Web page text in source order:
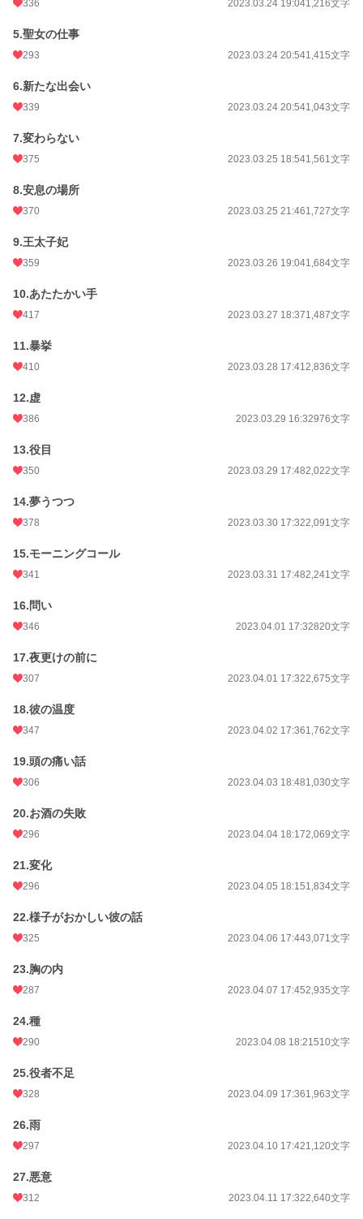
月間ポイント 3,352 pt (11,316 位)
年間ポイント
累計ポイント 3,028,113 pt (1,607 位)
336 2023.03.24 19:041,216文字
5.聖女の仕事
293 2023.03.24 20:541,415文字
6.新たな出会い
339 2023.03.24 20:541,043文字
7.変わらない
375 2023.03.25 18:541,561文字
8.安息の場所
370 2023.03.25 21:461,727文字
9.王太子妃
359 2023.03.26 19:041,684文字
10.あたたかい手
417 2023.03.27 18:371,487文字
11.暴挙
410 2023.03.28 17:412,836文字
12.虚
386 2023.03.29 16:32976文字
13.役目
350 2023.03.29 17:482,022文字
14.夢うつつ
378 2023.03.30 17:322,091文字
15.モーニングコール
341 2023.03.31 17:482,241文字
16.問い
346 2023.04.01 17:32820文字
17.夜更けの前に
307 2023.04.01 17:322,675文字
18.彼の温度
347 2023.04.02 17:361,762文字
19.頭の痛い話
306 2023.04.03 18:481,030文字
20.お酒の失敗
296 2023.04.04 18:172,069文字
21.変化
296 2023.04.05 18:151,834文字
22.様子がおかしい彼の話
325 2023.04.06 17:443,071文字
23.胸の内
287 2023.04.07 17:452,935文字
24.種
290 2023.04.08 18:21510文字
25.役者不足
328 2023.04.09 17:361,963文字
26.雨
297 2023.04.10 17:421,120文字
27.悪意
312 2023.04.11 17:322,640文字